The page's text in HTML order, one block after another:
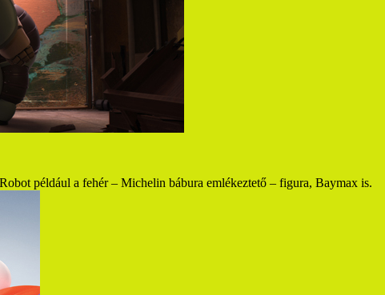
például a fehér – Michelin bábura emlékeztető – figura, Baymax is.